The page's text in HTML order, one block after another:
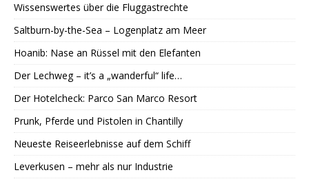
Wissenswertes über die Fluggastrechte
Saltburn-by-the-Sea – Logenplatz am Meer
Hoanib: Nase an Rüssel mit den Elefanten
Der Lechweg – it’s a „wanderful“ life…
Der Hotelcheck: Parco San Marco Resort
Prunk, Pferde und Pistolen in Chantilly
Neueste Reiseerlebnisse auf dem Schiff
Leverkusen – mehr als nur Industrie